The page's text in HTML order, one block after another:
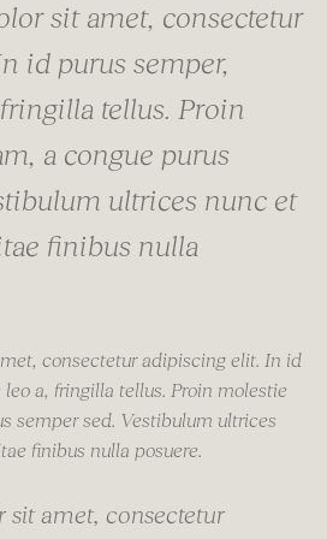
sit amet, consectetur
id purus semper,
tellus. Proin
a congue purus
ultrices nunc et
finibus nulla
consectetur adipiscing elit. In id
a, fringilla tellus. Proin molestie
semper sed. Vestibulum ultrices
finibus nulla posuere.
sit amet, consectetur